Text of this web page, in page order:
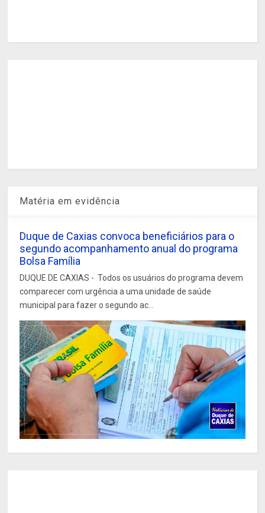
Matéria em evidência
Duque de Caxias convoca beneficiários para o
segundo acompanhamento anual do programa
Bolsa Família
DUQUE DE CAXIAS - Todos os usuários do programa devem
comparecer com urgência a uma unidade de saúde
municipal para fazer o segundo ac...